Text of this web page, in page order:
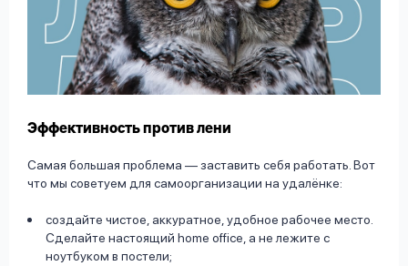
Эффективность против лени
Самая большая проблема — заставить себя работать. Вот
что мы советуем для самоорганизации на удалёнке:
создайте чистое, аккуратное, удобное рабочее место.
Сделайте настоящий home office, а не лежите с
ноутбуком в постели;